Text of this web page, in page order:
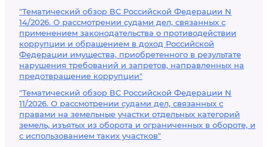
"Тематический обзор ВС Российской Федерации N
14/2026. О рассмотрении судами дел, связанных с
применением законодательства о противодействии
коррупции и обращением в доход Российской
Федерации имущества, приобретенного в результате
нарушения требований и запретов, направленных на
предотвращение коррупции"
"Тематический обзор ВС Российской Федерации N
11/2026. О рассмотрении судами дел, связанных с
правами на земельные участки отдельных категорий
земель, изъятых из оборота и ограниченных в обороте, и
с использованием таких участков"